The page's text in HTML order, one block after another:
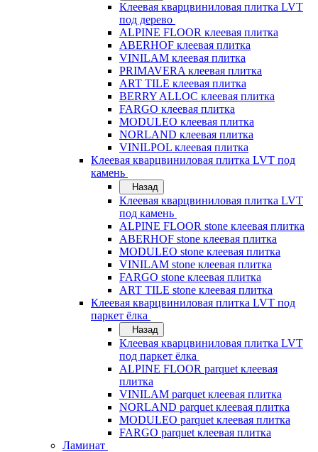
Клеевая кварцвиниловая плитка LVT
под дерево
ALPINE FLOOR клеевая плитка
ABERHOF клеевая плитка
VINILAM клеевая плитка
PRIMAVERA клеевая плитка
ART TILE клеевая плитка
BERRY ALLOC клеевая плитка
FARGO клеевая плитка
MODULEO клеевая плитка
NORLAND клеевая плитка
VINILPOL клеевая плитка
Клеевая кварцвиниловая плитка LVT под
камень
Назад
Клеевая кварцвиниловая плитка LVT
под камень
ALPINE FLOOR stone клеевая плитка
ABERHOF stone клеевая плитка
MODULEO stone клеевая плитка
VINILAM stone клеевая плитка
FARGO stone клеевая плитка
ART TILE stone клеевая плитка
Клеевая кварцвиниловая плитка LVT под
паркет ёлка
Назад
Клеевая кварцвиниловая плитка LVT
под паркет ёлка
ALPINE FLOOR parquet клеевая
плитка
VINILAM parquet клеевая плитка
NORLAND parquet клеевая плитка
MODULEO parquet клеевая плитка
FARGO parquet клеевая плитка
Ламинат